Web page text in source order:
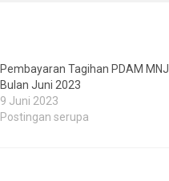
Pembayaran Tagihan PDAM MNJ
Bulan Juni 2023
9 Juni 2023
Postingan serupa